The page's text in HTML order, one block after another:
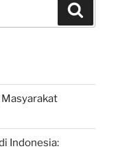
Masyarakat
Indonesia: